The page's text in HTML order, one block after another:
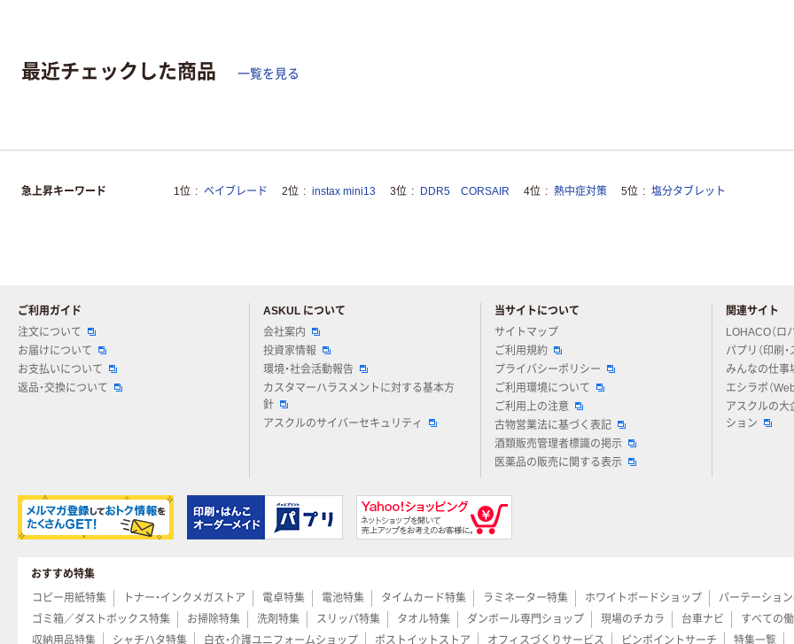
最近チェックした商品 一覧を見る
急上昇キーワード 1位 ベイブレード 2位 instax mini13 3位 DDR5 CORSAIR 4位 熱中症対策 5位 塩分タブレット
ご利用ガイド
注文について
お届けについて
お支払いについて
返品・交換について
ASKUL について
会社案内
投資家情報
環境・社会活動報告
カスタマーハラスメントに対する基本方
針
アスクルのサイバーセキュリティ
当サイトについて
サイトマップ
ご利用規約
プライバシーポリシー
ご利用環境について
ご利用上の注意
古物営業法に基づく表記
酒類販売管理者標識の掲示
医薬品の販売に関する表示
関連サイト
LOHACO（ロ
パプリ（印刷・
みんなの仕事
エシラボ（
アスクルの大
ション
おすすめ特集
コピー用紙特集
トナー・インクメガストア 電卓特集 電池特集 タイムカード特集 ラミネーター特集 ホワイトボードショップ パーテーショ
ゴミ箱／ダストボックス特集
お掃除特集 洗剤特集 スリッパ特集 タオル特集 ダンボール専門ショップ 現場のチカラ 台車ナビ すべての
収納用品特集
シャチハタ特集 白衣・介護ユニフォームショップ ポストイットストア オフィスづくりサービス ピンポイントサーチ 特集一覧